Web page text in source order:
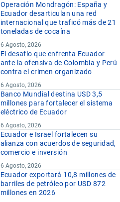
Operación Mondragón: España y
Ecuador desarticulan una red
internacional que traficó más de 21
toneladas de cocaína
6 Agosto, 2026
El desafío que enfrenta Ecuador
ante la ofensiva de Colombia y Perú
contra el crimen organizado
6 Agosto, 2026
Banco Mundial destina USD 3,5
millones para fortalecer el sistema
eléctrico de Ecuador
6 Agosto, 2026
Ecuador e Israel fortalecen su
alianza con acuerdos de seguridad,
comercio e inversión
6 Agosto, 2026
Ecuador exportará 10,8 millones de
barriles de petróleo por USD 872
millones en 2026